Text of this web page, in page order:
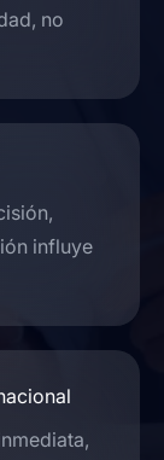
no
influye